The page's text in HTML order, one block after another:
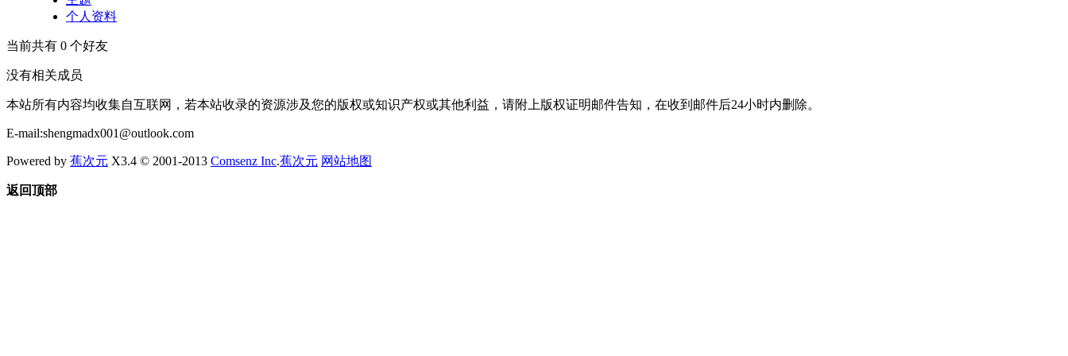
个人资料
当前共有 0 个好友
没有相关成员
本站所有内容均收集自互联网，若本站收录的资源涉及您的版权或知识产权或其他利益，请附上版权证明邮件告知，在收到邮件后24小时内删除。
E-mail:shengmadx001@outlook.com
Powered by 蕉次元 X3.4 © 2001-2013 Comsenz Inc.蕉次元 网站地图
返回顶部